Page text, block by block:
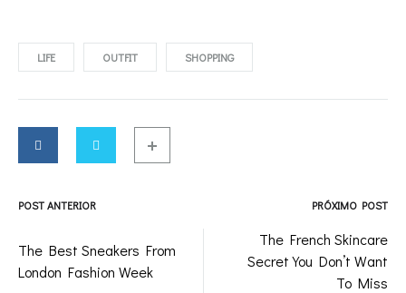
LIFE OUTFIT SHOPPING
navigation
POST ANTERIOR PRÓXIMO POST
The Best Sneakers From
London Fashion Week
The French Skincare
Secret You Don’t Want
To Miss